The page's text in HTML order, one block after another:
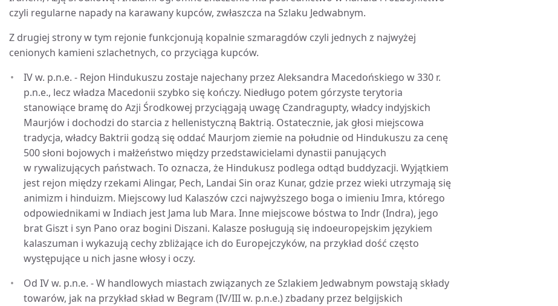
czyli regularne napady na karawany kupców, zwłaszcza na Szlaku Jedwabnym.
Z drugiej strony w tym rejonie funkcjonują kopalnie szmaragdów czyli jednych z najwyżej
cenionych kamieni szlachetnych, co przyciąga kupców.
IV w. p.n.e. - Rejon Hindukuszu zostaje najechany przez Aleksandra Macedońskiego w 330 r.
p.n.e., lecz władza Macedonii szybko się kończy. Niedługo potem górzyste terytoria
stanowiące bramę do Azji Środkowej przyciągają uwagę Czandragupty, władcy indyjskich
Maurjów i dochodzi do starcia z hellenistyczną Baktrią. Ostatecznie, jak głosi miejscowa
tradycja, władcy Baktrii godzą się oddać Maurjom ziemie na południe od Hindukuszu za cenę
500 słoni bojowych i małżeństwo między przedstawicielami dynastii panujących
w rywalizujących państwach. To oznacza, że Hindukusz podlega odtąd buddyzacji. Wyjątkiem
jest rejon między rzekami Alingar, Pech, Landai Sin oraz Kunar, gdzie przez wieki utrzymają się
animizm i hinduizm. Miejscowy lud Kalaszów czci najwyższego boga o imieniu Imra, którego
odpowiednikami w Indiach jest Jama lub Mara. Inne miejscowe bóstwa to Indr (Indra), jego
brat Giszt i syn Pano oraz bogini Diszani. Kalasze posługują się indoeuropejskim językiem
kalaszuman i wykazują cechy zbliżające ich do Europejczyków, na przykład dość często
występujące u nich jasne włosy i oczy.
Od IV w. p.n.e. - W handlowych miastach związanych ze Szlakiem Jedwabnym powstają składy
towarów, jak na przykład skład w Begram (IV/III w. p.n.e.) zbadany przez belgijskich